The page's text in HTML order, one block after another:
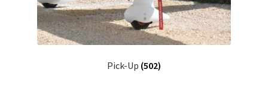
Pick-Up (502)